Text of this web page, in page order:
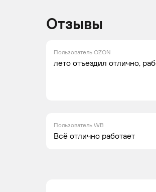
CHEVROLET AVEO
Отзывы
Пользователь OZON
лето отъездил отлично,
Пользователь WB
Всё отлично работает